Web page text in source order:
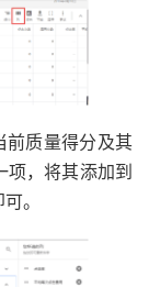
前质量得分及其
，将其添加到
。